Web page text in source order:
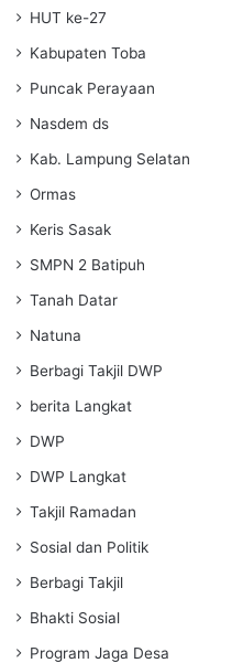
HUT ke-27
Kabupaten Toba
Puncak Perayaan
Nasdem ds
Kab. Lampung Selatan
Ormas
Keris Sasak
SMPN 2 Batipuh
Tanah Datar
Natuna
Berbagi Takjil DWP
berita Langkat
DWP
DWP Langkat
Takjil Ramadan
Sosial dan Politik
Berbagi Takjil
Bhakti Sosial
Program Jaga Desa